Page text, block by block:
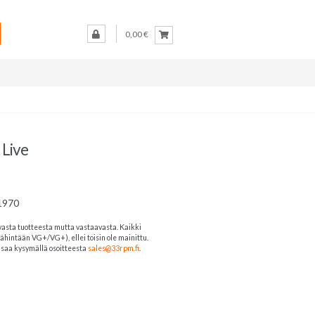
0,00 €
tuotteesta mutta vastaavasta. Kaikki
VG+/VG+), ellei toisin ole mainittu.
kysymällä osoitteesta sales@33rpm.fi.